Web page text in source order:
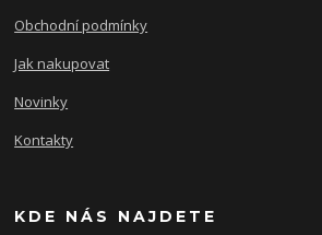
Obchodní podmínky
Jak nakupovat
Novinky
Kontakty
KDE NÁS NAJDETE